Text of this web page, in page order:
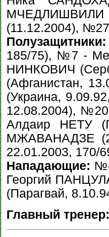
МЧЕДЛИШВИЛИ
(11.12.2004),
Полузащитники:
185/75), №7 -
НИНКОВИЧ
(Афганистан,
(Украина,
12.08.2004),
Алдаир НЕТУ
МЖАВАНАДЗЕ
22.01.2003, 170/
Нападающие:
Георгий
(Парагвай,
Главный тренер: